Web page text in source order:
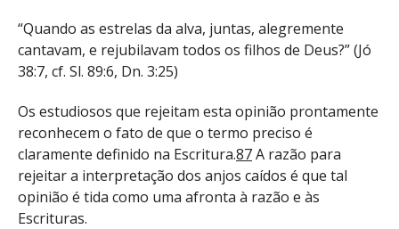
“Quando as estrelas da alva, juntas, alegremente
cantavam, e rejubilavam todos os filhos de Deus?” (Jó
38:7, cf. Sl. 89:6, Dn. 3:25)
Os estudiosos que rejeitam esta opinião prontamente
reconhecem o fato de que o termo preciso é
claramente definido na Escritura.87A razão para
rejeitar a interpretação dos anjos caídos é que tal
opinião é tida como uma afronta à razão e às
Escrituras.